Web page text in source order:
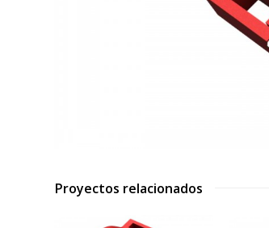
Proyectos relacionados